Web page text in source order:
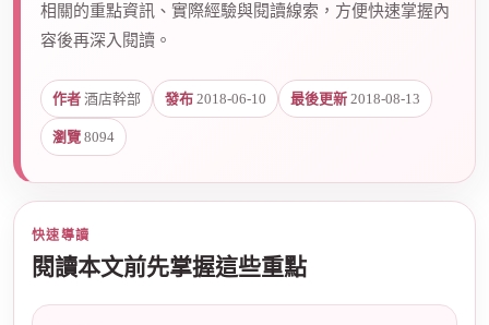
相關的重點資訊、實際經驗與閱讀線索，方便快速掌握內
容後再深入閱讀。
作者 酒店幹部 發布 2018-06-10 最後更新 2018-08-13
瀏覽 8094
快速導讀
閱讀本文前先掌握這些重點